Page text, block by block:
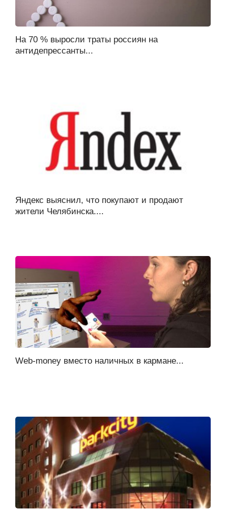
На 70 % выросли траты россиян на
антидепрессанты...
Яндекс выяснил, что покупают и продают
жители Челябинска....
Web-money вместо наличных в кармане...